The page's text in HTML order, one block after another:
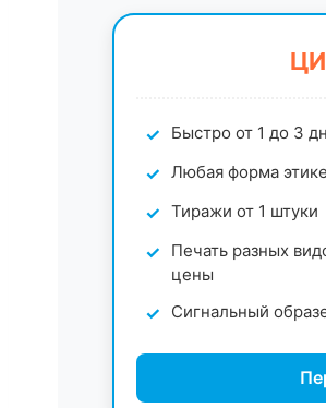
Быстро от 1 до 3
Любая форма
Тиражи от 1 штуки
Печать разных
цены
Сигнальный